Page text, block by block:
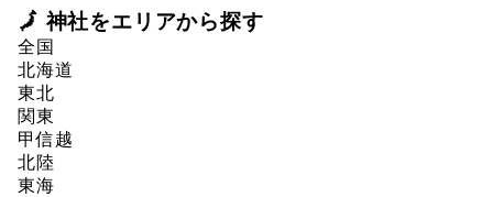
🗾 神社をエリアから探す
全国
北海道
東北
関東
甲信越
北陸
東海